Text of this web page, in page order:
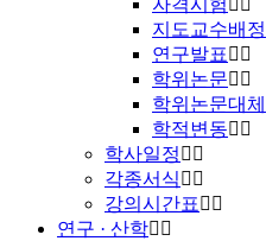
자격시험
지도교수배정
연구발표
학위논문
학위논문대체
학적변동
학사일정
각종서식
강의시간표
연구 · 산학